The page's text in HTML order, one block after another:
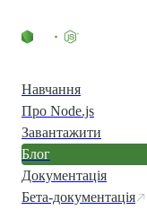
Навчання
Про Node.js
Завантажити
Блог
Документація
Бета-документація